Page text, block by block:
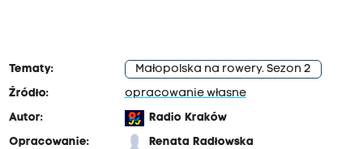
Tematy:
Małopolska na rowery. Sezon 2
Źródło:
opracowanie własne
Autor:
Radio Kraków
Opracowanie:
Renata Radłowska